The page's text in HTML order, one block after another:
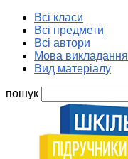
Всі класи
Всі предмети
Всі автори
Мова викладання
Вид матеріалу
пошук